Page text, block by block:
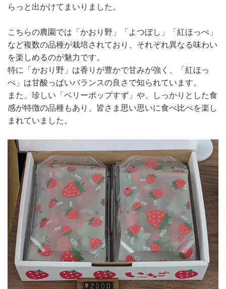
らっと出かけてまいりました。
こちらの農園では「かおり野」「よつぼし」「紅ほっぺ」
など複数の品種が栽培されており、それぞれ異なる味わい
を楽しめるのが魅力です。
特に「かおり野」は香りが豊かで甘みが強く、「紅ほっ
ぺ」は甘酸っぱいバランスの良さで知られています。
また、珍しい「ベリーポップすず」や、しっかりとした食
感が特徴の品種もあり、皆さま思い思いに食べ比べを楽し
まれていました。